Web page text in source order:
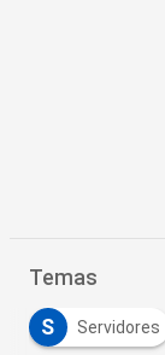
Temas
S Servidores